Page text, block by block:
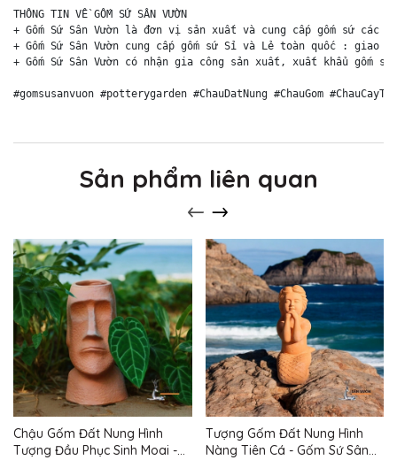
THÔNG TIN VỀ GỐM SỨ SÂN VƯỜN
+ Gốm Sứ Sân Vườn là đơn vị sản xuất và cung cấp gốm sứ
+ Gốm Sứ Sân Vườn cung cấp gốm sứ Sỉ và Lẻ toàn quốc :
+ Gốm Sứ Sân Vườn có nhận gia công sản xuất, xuất khẩu gốm sứ
#gomsusanvuon #potterygarden #ChauDatNung #ChauGom
Sản phẩm liên quan
Chậu Gốm Đất Nung Hình
Tượng Đầu Phục Sinh Moai -
Tượng Gốm Đất Nung Hình
Nàng Tiên Cá - Gốm Sứ Sân